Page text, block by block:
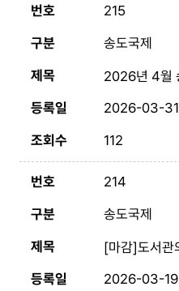
215
송도국제
2026-03-31
112
214
송도국제
2026-03-19